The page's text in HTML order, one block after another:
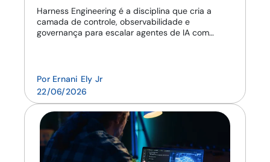
Harness Engineering é a disciplina que cria a
camada de controle, observabilidade e
governança para escalar agentes de IA com
Por Ernani Ely Jr
22/06/2026